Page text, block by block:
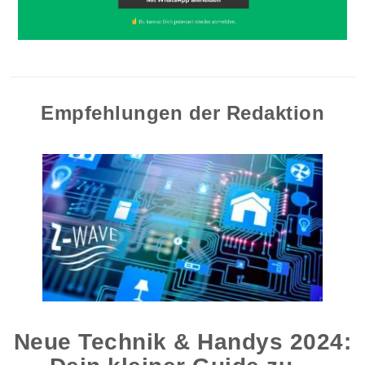
Empfehlungen der Redaktion
Neue Technik & Handys 2024: